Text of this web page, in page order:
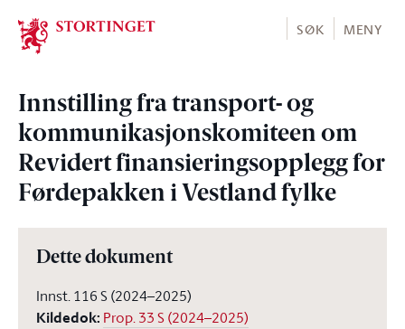
Stortinget.no
SØK MENY
Innstilling fra transport- og
kommunikasjonskomiteen om
Revidert finansieringsopplegg for
Førdepakken i Vestland fylke
Dette dokument
Innst. 116 S (2024–2025)
Kildedok: Prop. 33 S (2024–2025)